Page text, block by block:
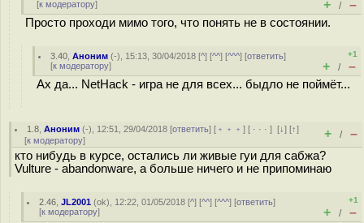
[к модератору] + / –
Просто проходи мимо того, что понять не в состоянии.
3.40 ,Аноним (-), 15:13, 30/04/2018 [^] [^^] [^^^] [ответить]
[к модератору]
+1
+ / –
Ах да... NetHack - игра не для всех... быдлo не поймёт...
1.8 ,Аноним (-), 12:51, 29/04/2018 [ответить] [ ﹢﹢﹢] [ · · ·][↓] [↑]
[к модератору] + / –
кто нибудь в курсе, остались ли живые гуи для сабжа?
Vulture - abandonware, а больше ничего и не припоминаю
2.46 ,JL2001 (ok), 12:22, 01/05/2018 [^] [^^] [^^^] [ответить]
[к модератору]
+1
+ / –